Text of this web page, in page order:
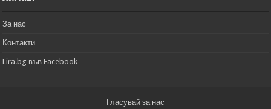
За нас
Контакти
Lira.bg във Facebook
Гласувай за нас